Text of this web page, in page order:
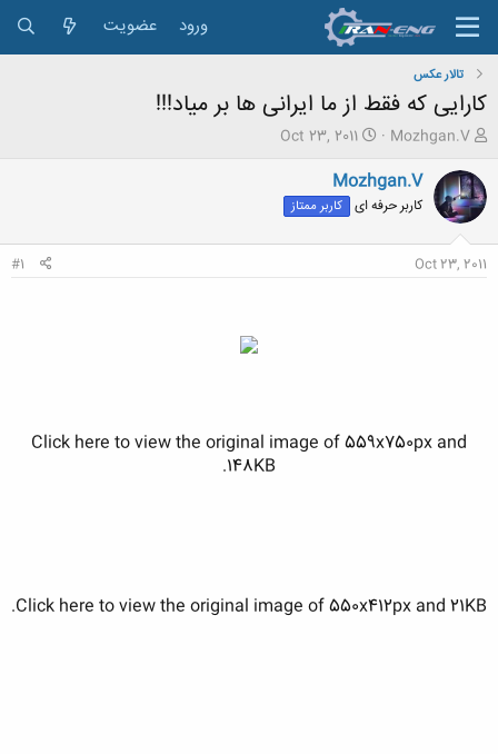
ورود عضویت
تالار عکس
کارایی که فقط از ما ایرانی ها بر میاد!!!
ش
و
ع
ک
ن
د
Mozhgan.V
ت
ر
خ
Oct 23, 2011
Mozhgan.V
کاربر حرفه ای کاربر ممتاز
Oct 23, 2011
#1
Click here to view the original image of 559x750px and
148KB.
Click here to view the original image of 550x412px and 21KB.